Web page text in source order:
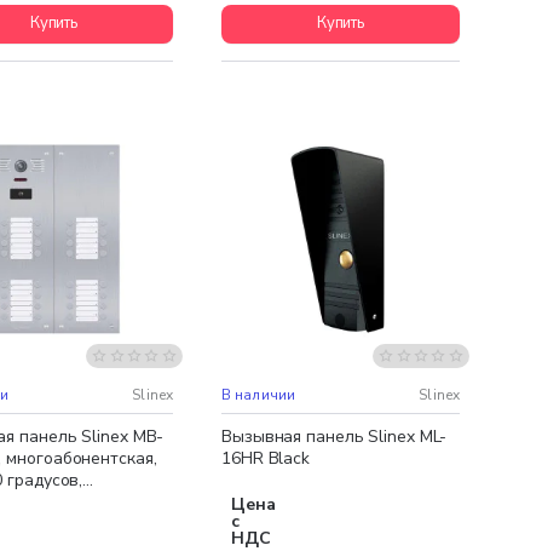
Купить Купить
доставка Slinex
панель Slinex MB-
многоабонентская,
градусов,
В наличии Slinex
Вызывная панель Slinex ML-
16HR Black
Цена
с
НДС